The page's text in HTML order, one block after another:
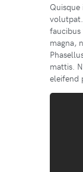
magna,
mattis.
eleifend